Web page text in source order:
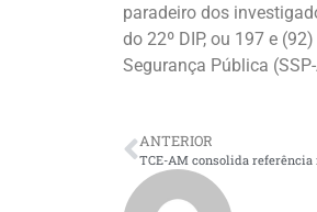
paradeiro dos
do 22º DIP, ou 197 e
Segurança Pública
ANTERIOR